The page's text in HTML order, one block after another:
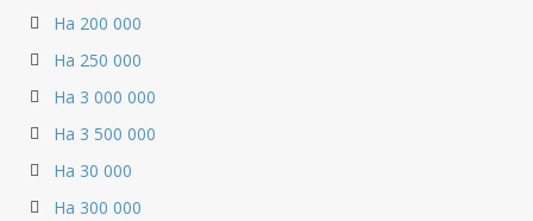
На 200 000
На 250 000
На 3 000 000
На 3 500 000
На 30 000
На 300 000